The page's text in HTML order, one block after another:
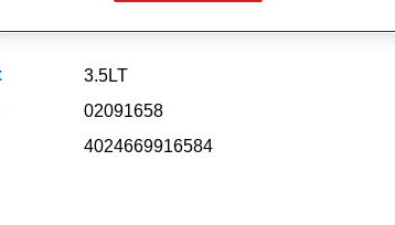
3.5LT
02091658
4024669916584